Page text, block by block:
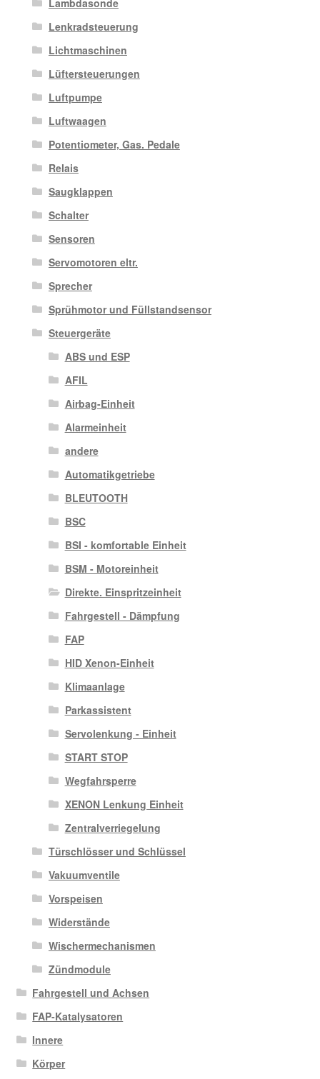
Lambdasonde
Lenkradsteuerung
Lichtmaschinen
Lüftersteuerungen
Luftpumpe
Luftwaagen
Potentiometer, Gas. Pedale
Relais
Saugklappen
Schalter
Sensoren
Servomotoren eltr.
Sprecher
Sprühmotor und Füllstandsensor
Steuergeräte
ABS und ESP
AFIL
Airbag-Einheit
Alarmeinheit
andere
Automatikgetriebe
BLEUTOOTH
BSC
BSI - komfortable Einheit
BSM - Motoreinheit
Direkte. Einspritzeinheit
Fahrgestell - Dämpfung
FAP
HID Xenon-Einheit
Klimaanlage
Parkassistent
Servolenkung - Einheit
START STOP
Wegfahrsperre
XENON Lenkung Einheit
Zentralverriegelung
Türschlösser und Schlüssel
Vakuumventile
Vorspeisen
Widerstände
Wischermechanismen
Zündmodule
Fahrgestell und Achsen
FAP-Katalysatoren
Innere
Körper